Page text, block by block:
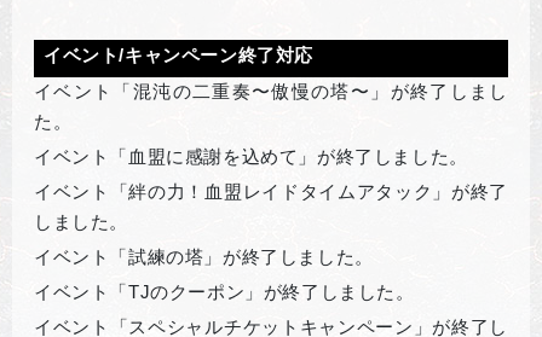
イベント/キャンペーン終了対応
イベント「混沌の二重奏〜傲慢の塔〜 」が終了しまし
た。
イベント「血盟に感謝を込めて 」が終了しました。
イベント「絆の力！血盟レイドタイムアタック 」が終了
しました。
イベント「試練の塔 」が終了しました。
イベント「TJのクーポン 」が終了しました。
イベント「スペシャルチケットキャンペーン 」が終了し